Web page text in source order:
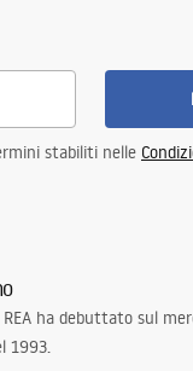
stabiliti nelle
ha debuttato sul
1993.